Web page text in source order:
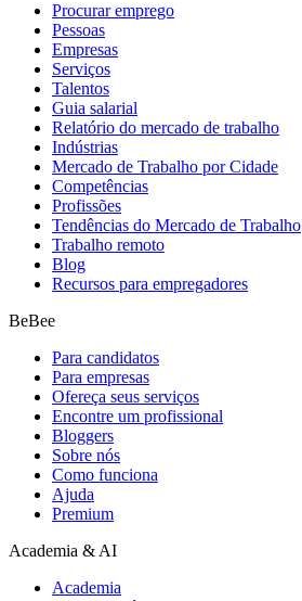
Procurar emprego
Pessoas
Empresas
Serviços
Talentos
Guia salarial
Relatório do mercado de trabalho
Indústrias
Mercado de Trabalho por Cidade
Competências
Profissões
Tendências do Mercado de Trabalho
Trabalho remoto
Blog
Recursos para empregadores
BeBee
Para candidatos
Para empresas
Ofereça seus serviços
Encontre um profissional
Bloggers
Sobre nós
Como funciona
Ajuda
Premium
Academia & AI
Academia